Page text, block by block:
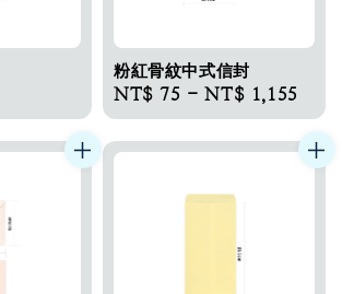
粉紅骨紋中式信封
Regular
price
NT$ 75 -NT$ 1,155